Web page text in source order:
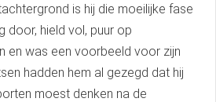
is hij die moeilijke fase
door, hield vol, puur op
en was een voorbeeld voor zijn
hadden hem al gezegd dat hij
moest denken na de